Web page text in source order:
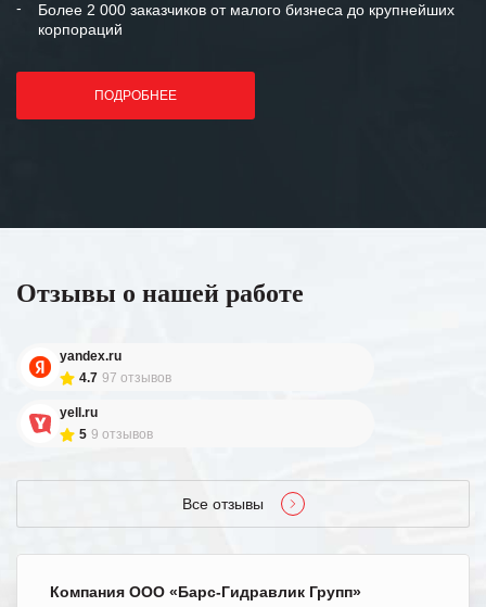
Более 2 000 заказчиков от малого бизнеса до крупнейших
корпораций
ПОДРОБНЕЕ
Отзывы о нашей работе
yandex.ru
4.7 97 отзывов
yell.ru
5 9 отзывов
Все отзывы
Компания ООО «Барс-Гидравлик Групп»